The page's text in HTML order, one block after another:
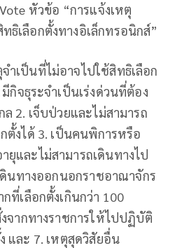
หัวข้อ “การแจ้งเหตุ
ธิเลือกตั้งทางอิเล็กทรอนิกส์”
ำเป็นที่ไม่อาจไปใช้สิทธิเลือก
กิจธุระจำเป็นเร่งด่วนที่ต้อง
2. เจ็บป่วยและไม่สามารถ
ตั้งได้ 3. เป็นคนพิการหรือ
และไม่สามารถเดินทางไป
ดินทางออกนอกราชอาณาจักร
ที่เลือกตั้งเกินกว่า 100
จากทางราชการให้ไปปฏิบัติ
และ 7. เหตุสุดวิสัยอื่น